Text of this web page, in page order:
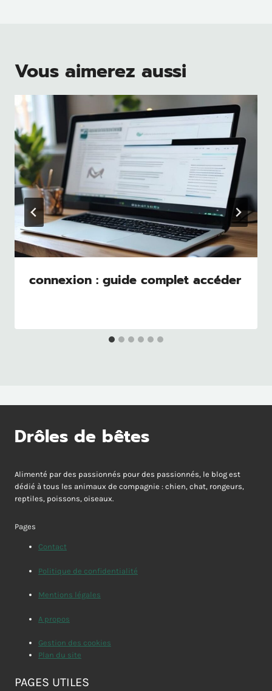
Vous aimerez aussi
connexion : guide complet accéder
Drôles de bêtes
Alimenté par des passionnés pour des passionnés, le blog est
dédié à tous les animaux de compagnie : chien, chat, rongeurs,
reptiles, poissons, oiseaux.
Pages
Contact
Politique de confidentialité
Mentions légales
A propos
Gestion des cookies
Plan du site
PAGES UTILES